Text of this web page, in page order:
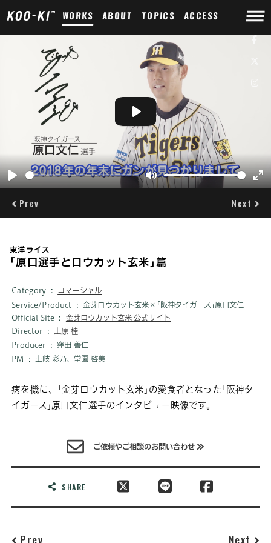
WORKS ABOUT TOPICS ACCESS
Play Mute
Play
Prev Next
東洋ライス
｢原口選手とロウカット玄米｣篇
Category
コマーシャル
Service/Product
金芽ロウカット玄米×｢阪神タイガース｣原口文仁
Official Site
金芽ロウカット玄米 公式サイト
Director
上原 桂
Producer
窪田 善仁
PM
土岐 彩乃、堂園 啓美
病を機に、｢金芽ロウカット玄米｣の愛食者となった｢阪神タ
イガース｣原口文仁選手のインタビュー映像です。
ご依頼やご相談のお問い合わせ
SHARE
Prev Next